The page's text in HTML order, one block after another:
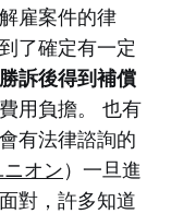
雇案件的律
了確定有一定
訴後得到補償
用負擔。 也有
有法律諮詢的
オン）一旦進
對，許多知道